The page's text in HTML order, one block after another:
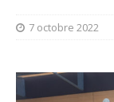
7 octobre 2022